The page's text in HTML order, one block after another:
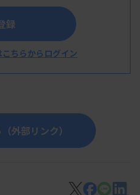
大学医学部附属病院
外部リンク）
録
ちらからログイン